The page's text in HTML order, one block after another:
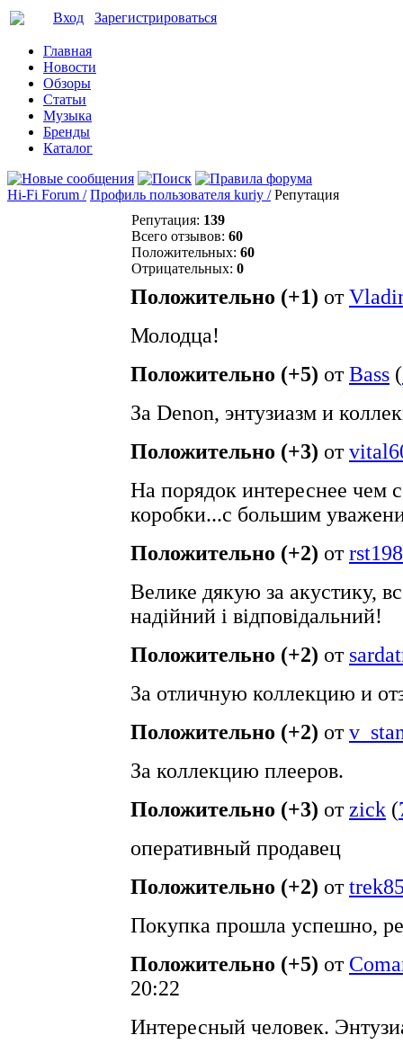
Вход Зарегистрироваться
Главная
Новости
Обзоры
Статьи
Музыка
Бренды
Каталог
Hi-Fi Forum / Профиль пользователя kuriy / Репутация
Репутация: 139
Всего отзывов: 60
Положительных: 60
Отрицательных: 0
Положительно (+1) от
Молодца!
Положительно (+5) отBass (
За Denon, энтузиазм и
Положительно (+3) от
На порядок интереснее чем
коробки...с большим
Положительно (+2) от
Велике дякую за акустику,
надійний і відповідальний!
Положительно (+2) от
За отличную коллекцию и
Положительно (+2) от
За коллекцию плееров.
Положительно (+3) от zick (
оперативный продавец
Положительно (+2) от
Покупка прошла успешно,
Положительно (+5) от
20:22
Интересный человек.